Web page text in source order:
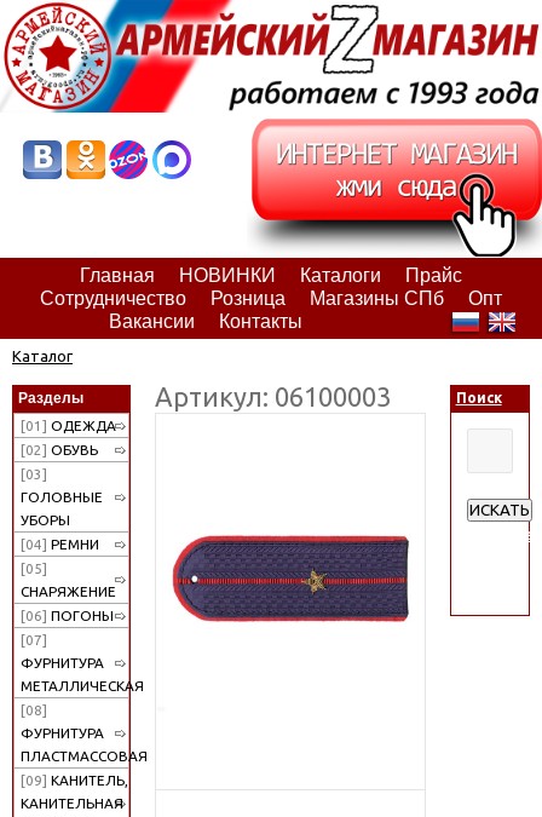
Главная НОВИНКИ Каталоги
Прайс
Сотрудничество
Розница Магазины СПб
Опт
Вакансии
Контакты
Каталог
Разделы
[01] ОДЕЖДА
[02] ОБУВЬ
[03]
ГОЛОВНЫЕ
УБОРЫ
[04] РЕМНИ
[05]
СНАРЯЖЕНИЕ
[06] ПОГОНЫ
[07]
ФУРНИТУРА
МЕТАЛЛИЧЕСКАЯ
[08]
ФУРНИТУРА
ПЛАСТМАССОВАЯ
[09] КАНИТЕЛЬ,
КАНИТЕЛЬНАЯ
Артикул: 06100003 Поиск
ИСКАТЬ